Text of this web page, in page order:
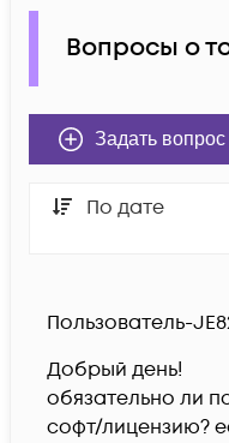
Вопросы о
Задать вопрос
По дате
Пользователь-
Добрый день!
обязательно ли
софт/лицензию?